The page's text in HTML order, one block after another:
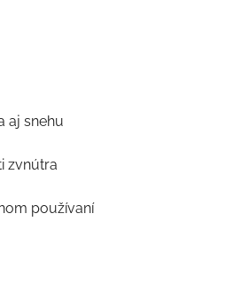
aj snehu
zvnútra
používaní